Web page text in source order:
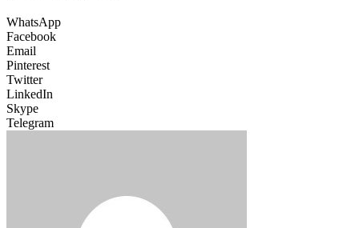
WhatsApp
Facebook
Email
Pinterest
Twitter
LinkedIn
Skype
Telegram